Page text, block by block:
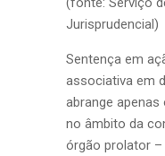
Jurisprudencial)
Sentença em
associativa em
abrange
no âmbito da
órgão prolator –